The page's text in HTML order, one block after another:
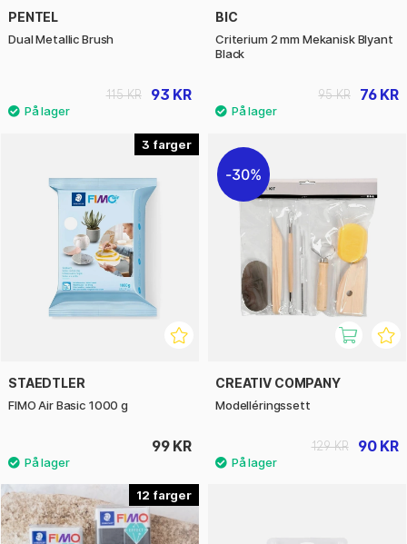
PENTEL
Dual Metallic Brush
93 KR
115 KR
BIC
Criterium 2 mm Mekanisk Blyant
Black
76 KR
95 KR
3
STAEDTLER
FIMO Air Basic 1000 g
99 KR
30%
CREATIV COMPANY
Modelléringssett
90 KR
129 KR
12